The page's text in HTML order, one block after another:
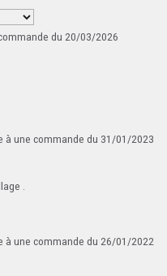
du 20/03/2026
à une commande du 31/01/2023
.
à une commande du 26/01/2022